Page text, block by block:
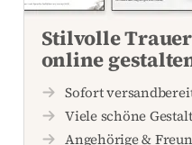
Stilvolle
online
Sofort
Viele schöne
Angehörige &